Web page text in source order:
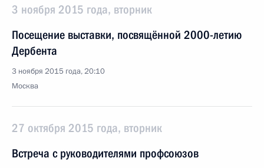
3 ноября 2015 года, вторник
Посещение выставки, посвящённой 2000-летию
Дербента
3 ноября 2015 года, 20:10
Москва
27 октября 2015 года, вторник
Встреча с руководителями профсоюзов